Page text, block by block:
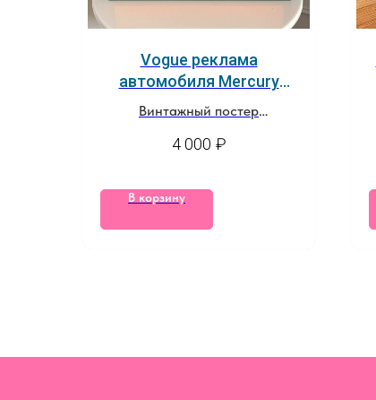
Vogue реклама
автомобиля Mercury
1939 года
Винтажный постер
журнала
4 000 ₽
В корзину